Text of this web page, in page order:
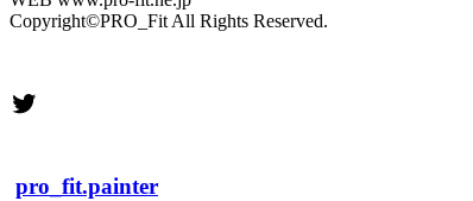
Copyright©PRO_Fit All Rights Reserved.
Twitter
pro_fit.painter